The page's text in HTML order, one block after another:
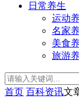
日常养生
运动
名家
美食
旅游
首页 百科资讯文